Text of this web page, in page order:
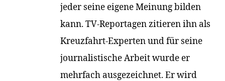
jeder seine eigene Meinung bilden
kann. TV-Reportagen zitieren ihn als
Kreuzfahrt-Experten und für seine
journalistische Arbeit wurde er
mehrfach ausgezeichnet. Er wird